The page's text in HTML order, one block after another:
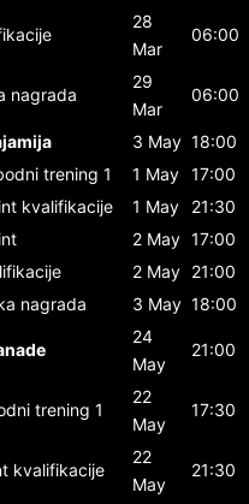
28
Mar
06:00
nagrada
29
Mar
06:00
3 May 18:00
trening 1 1 May 17:00
kvalifikacije 1 May
21:30
2 May 17:00
2 May 21:00
nagrada 3 May 18:00
24
May
21:00
trening 1
22
May
17:30
kvalifikacije
22
May
21:30